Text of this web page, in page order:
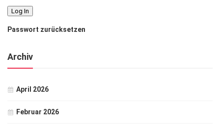
Passwort zurücksetzen
Archiv
April 2026
Februar 2026